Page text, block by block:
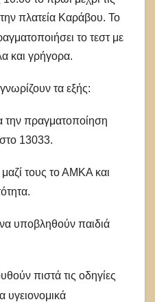
πλατεία Καράβου. Το
το τεστ με
και γρήγορα.
τα εξής:
την πραγματοποίηση
13033.
τους το ΑΜΚΑ και
υποβληθούν παιδιά
πιστά τις οδηγίες
υγειονομικά